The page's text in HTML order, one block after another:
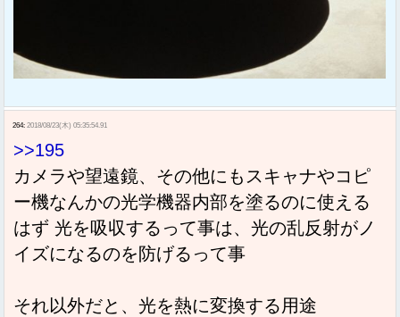
264: 2018/08/23(木) 05:35:54.91
>>195
カメラや望遠鏡、その他にもスキャナやコピ
ー機なんかの光学機器内部を塗るのに使える
はず 光を吸収するって事は、光の乱反射がノ
イズになるのを防げるって事
それ以外だと、光を熱に変換する用途